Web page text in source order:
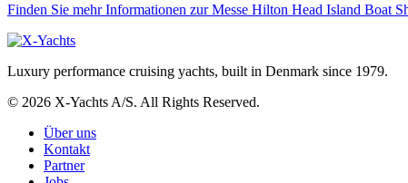
Finden Sie mehr Informationen zur Messe Hilton Head Island Boat
Luxury performance cruising yachts, built in Denmark since 1979.
© 2026 X-Yachts A/S. All Rights Reserved.
Über uns
Kontakt
Partner